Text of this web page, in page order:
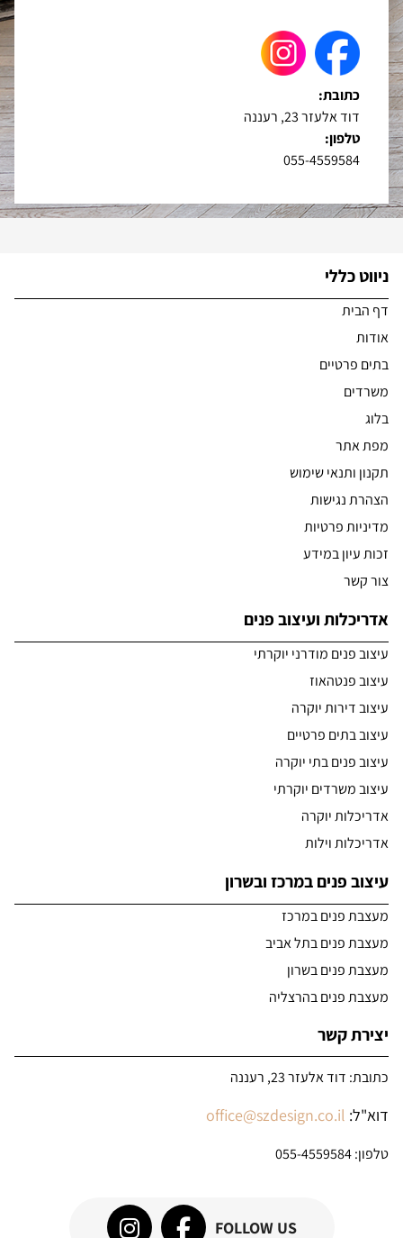
כתובת:
דוד אלעזר 23, רעננה
טלפון:
055-4559584
ניווט כללי
דף הבית
אודות
בתים פרטיים
משרדים
בלוג
מפת אתר
תקנון ותנאי שימוש
הצהרת נגישות
מדיניות פרטיות
זכות עיון במידע
צור קשר
אדריכלות ועיצוב פנים
עיצוב פנים מודרני יוקרתי
עיצוב פנטהאוז
עיצוב דירות יוקרה
עיצוב בתים פרטיים
עיצוב פנים בתי יוקרה
עיצוב משרדים יוקרתי
אדריכלות יוקרה
אדריכלות וילות
עיצוב פנים במרכז ובשרון
מעצבת פנים במרכז
מעצבת פנים בתל אביב
מעצבת פנים בשרון
מעצבת פנים בהרצליה
יצירת קשר
כתובת: דוד אלעזר 23, רעננה
דוא"ל: office@szdesign.co.il
טלפון:
FOLLOW US